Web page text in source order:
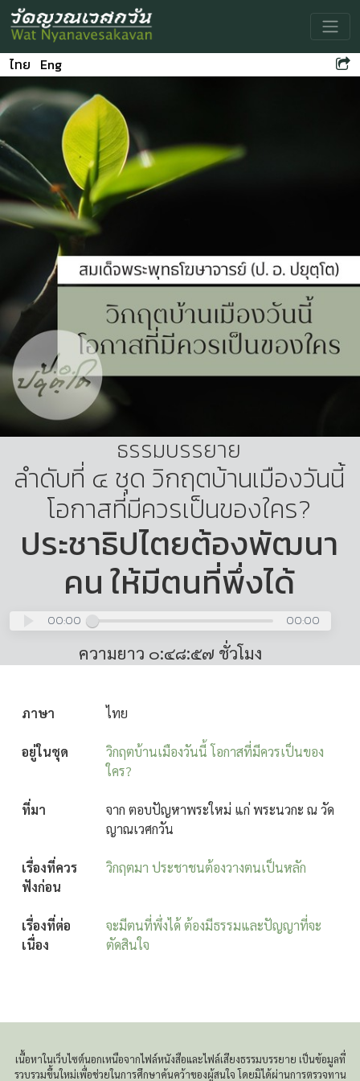
ไทย Eng
ธรรมบรรยาย
ลำดับที่ ๔ ชุด วิกฤตบ้านเมืองวันนี้
โอกาสที่มีควรเป็นของใคร?
ประชาธิปไตยต้องพัฒนา
คน ให้มีตนที่พึ่งได้
00:00 00:00
ความยาว ๐:๔๘:๕๗ ชั่วโมง
ภาษา ไทย
อยู่ในชุด
วิกฤตบ้านเมืองวันนี้ โอกาสที่มีควรเป็นของ
ใคร?
ที่มา
จาก ตอบปัญหาพระใหม่ แก่ พระนวกะ ณ วัด
ญาณเวศกวัน
เรื่องที่ควร
ฟังก่อน
วิกฤตมา ประชาชนต้องวางตนเป็นหลัก
เรื่องที่ต่อ
เนื่อง
จะมีตนที่พึ่งได้ ต้องมีธรรมและปัญญาที่จะ
ตัดสินใจ
เนื้อหาในเว็บไซต์นอกเหนือจากไฟล์หนังสือและไฟล์เสียงธรรมบรรยาย เป็นข้อมูลที่
รวบรวมขึ้นใหม่เพื่อช่วยในการศึกษาค้นคว้าของผู้สนใจ โดยมิได้ผ่านการตรวจทาน